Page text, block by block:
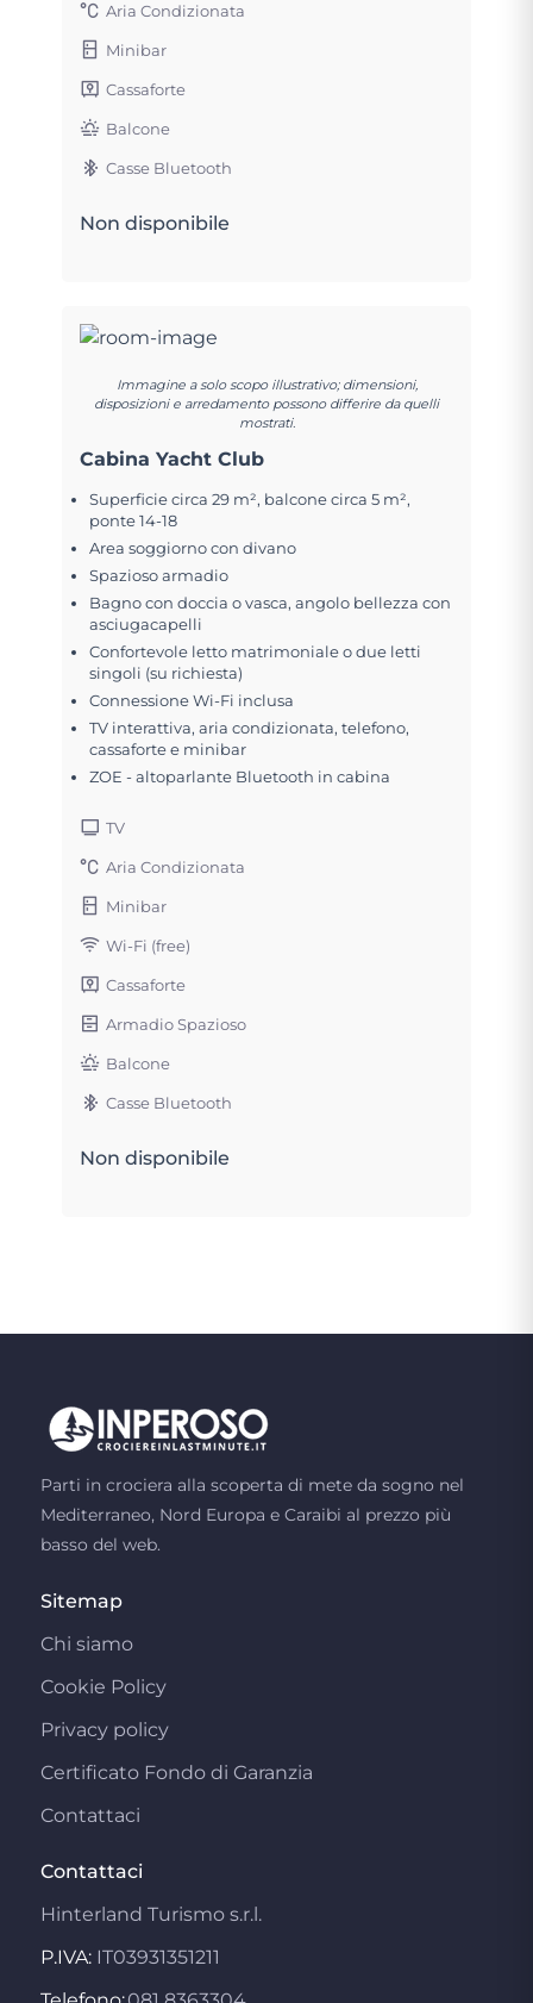
Aria Condizionata
Minibar
Cassaforte
Balcone
Casse Bluetooth
Non disponibile
Immagine a solo scopo illustrativo; dimensioni,
disposizioni e arredamento possono differire da quelli
mostrati.
Cabina Yacht Club
Superficie circa 29 m², balcone circa 5 m²,
ponte 14-18
Area soggiorno con divano
Spazioso armadio
Bagno con doccia o vasca, angolo bellezza con
asciugacapelli
Confortevole letto matrimoniale o due letti
singoli (su richiesta)
Connessione Wi-Fi inclusa
TV interattiva, aria condizionata, telefono,
cassaforte e minibar
ZOE - altoparlante Bluetooth in cabina
TV
Aria Condizionata
Minibar
Wi-Fi (free)
Cassaforte
Armadio Spazioso
Balcone
Casse Bluetooth
Non disponibile
Parti in crociera alla scoperta di mete da sogno nel
Mediterraneo, Nord Europa e Caraibi al prezzo più
basso del web.
Sitemap
Chi siamo
Cookie Policy
Privacy policy
Certificato Fondo di Garanzia
Contattaci
Contattaci
Hinterland Turismo s.r.l.
P.IVA: IT03931351211